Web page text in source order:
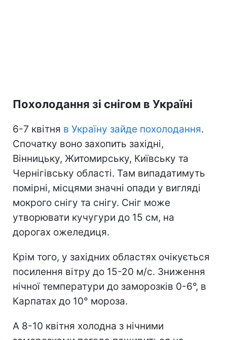
Похолодання зі снігом в Україні
6-7 квітня в Україну зайде похолодання.
Спочатку воно захопить західні,
Вінницьку, Житомирську, Київську та
Чернігівську області. Там випадатимуть
помірні, місцями значні опади у вигляді
мокрого снігу та снігу. Сніг може
утворювати кучугури до 15 см, на
дорогах ожеледиця.
Крім того, у західних областях очікується
посилення вітру до 15-20 м/с. Зниження
нічної температури до заморозків 0-6°, в
Карпатах до 10° мороза.
А 8-10 квітня холодна з нічними